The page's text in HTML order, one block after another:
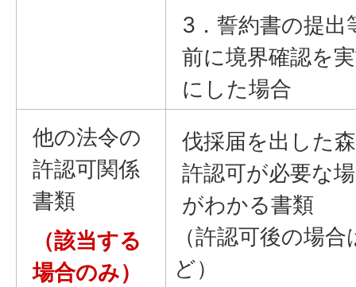
3．誓約書の提出
前に境界確認を
にした場合
他の法令の
許認可関係
書類
（該当する
場合のみ）
伐採届を出した
許認可が必要な
がわかる書類
（許認可後の場
ど）